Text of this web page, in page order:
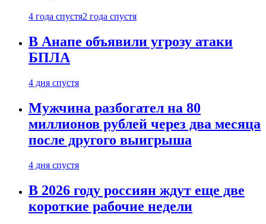
4 года спустя2 года спустя
В Анапе объявили угрозу атаки
БПЛА
4 дня спустя
Мужчина разбогател на 80
миллионов рублей через два месяца
после другого выигрыша
4 дня спустя
В 2026 году россиян ждут еще две
короткие рабочие недели